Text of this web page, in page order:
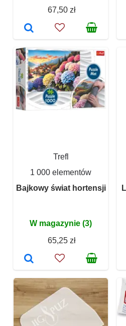
67,50 zł
Trefl
1 000 elementów
Bajkowy świat hortensji
W magazynie (3)
65,25 zł